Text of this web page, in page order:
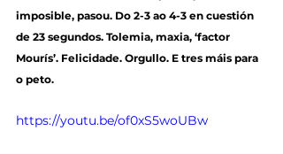
imposible, pasou. Do 2-3 ao 4-3 en cuestión
de 23 segundos. Tolemia, maxia, ‘factor
Mourís’. Felicidade. Orgullo. E tres máis para
o peto.
https://youtu.be/of0xS5woUBw